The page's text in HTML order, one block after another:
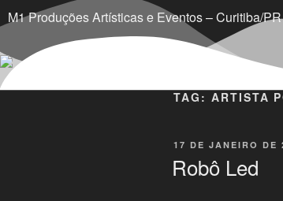
M1 Produções Artísticas e Eventos – Curitiba/PR
TAG: ARTISTA
17 DE JANEIRO DE
Robô Led